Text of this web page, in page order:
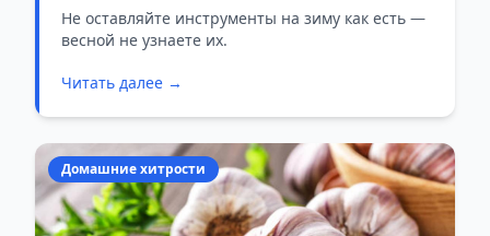
инвентарь
Не оставляйте инструменты на зиму как есть —
весной не узнаете их.
Читать далее →
Домашние хитрости